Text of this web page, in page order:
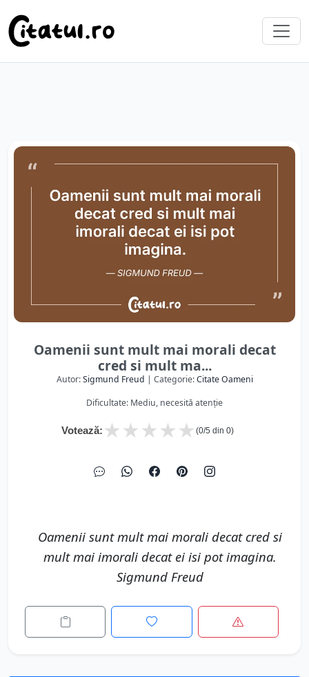
Oamenii sunt mult mai morali decat
cred si mult ma...
Autor:Sigmund Freud | Categorie:Citate Oameni
Dificultate: Mediu, necesită atenție
Votează: ★
★
★
★
★ (0/5 din 0)
Oamenii sunt mult mai morali decat cred si
mult mai imorali decat ei isi pot imagina.
Sigmund Freud